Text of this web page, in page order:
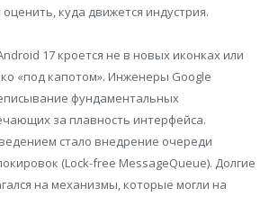
оценить, куда движется индустрия.
17 кроется не в новых иконках или
«под капотом». Инженеры Google
фундаментальных
за плавность интерфейса.
стало внедрение очереди
(Lock-free MessageQueue). Долгие
на механизмы, которые могли на